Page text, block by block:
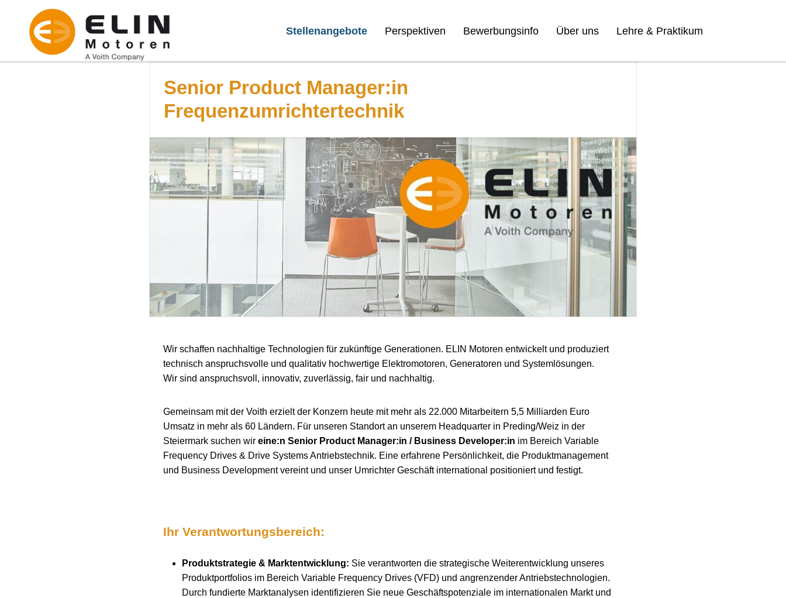
Stellenangebote Perspektiven Bewerbungsinfo Über uns Lehre & Praktikum
Senior Product Manager:in
Frequenzumrichtertechnik
Wir schaffen nachhaltige Technologien für zukünftige Generationen. ELIN Motoren entwickelt und produziert
technisch anspruchsvolle und qualitativ hochwertige Elektromotoren, Generatoren und Systemlösungen.
Wir sind anspruchsvoll, innovativ, zuverlässig, fair und nachhaltig.
Gemeinsam mit der Voith erzielt der Konzern heute mit mehr als 22.000 Mitarbeitern 5,5 Milliarden Euro
Umsatz in mehr als 60 Ländern. Für unseren Standort an unserem Headquarter in Preding/Weiz in der
Steiermark suchen wir eine:n Senior Product Manager:in / Business Developer:in im Bereich Variable
Frequency Drives & Drive Systems Antriebstechnik. Eine erfahrene Persönlichkeit, die Produktmanagement
und Business Development vereint und unser Umrichter Geschäft international positioniert und festigt.
Ihr Verantwortungsbereich:
Produktstrategie & Marktentwicklung: Sie verantworten die strategische Weiterentwicklung unseres
Produktportfolios im Bereich Variable Frequency Drives (VFD) und angrenzender Antriebstechnologien.
Durch fundierte Marktanalysen identifizieren Sie neue Geschäftspotenziale im internationalen Markt und